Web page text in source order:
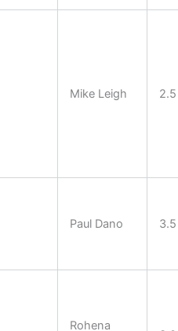
Mike Leigh 2.5
Paul Dano 3.5
Rohena